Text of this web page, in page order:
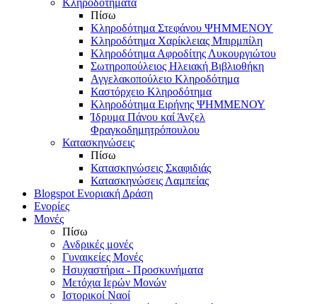
Πίσω
Κληροδότημα Στεφάνου ΨΗΜΜΕΝΟΥ
Κληροδότημα Χαρίκλειας Μπιρμπίλη
Κληροδότημα Αφροδίτης Λυκουργιώτου
Σωτηροπούλειος Ηλειακή Βιβλιοθήκη
Αγγελακοπούλειο Κληροδότημα
Καστόρχειο Κληροδότημα
Κληροδότημα Ειρήνης ΨΗΜΜΕΝΟΥ
Ίδρυμα Πάνου καί Άνζελ
Φραγκοδημητρόπουλου
Κατασκηνώσεις
Πίσω
Κατασκηνώσεις Σκαφιδιάς
Κατασκηνώσεις Λαμπείας
Blogspot Ενοριακή Δράση
Ενορίες
Μονές
Πίσω
Ανδρικές μονές
Γυναικείες Μονές
Ησυχαστήρια - Προσκυνήματα
Μετόχια Ιερών Μονών
Ιστορικοί Ναοί